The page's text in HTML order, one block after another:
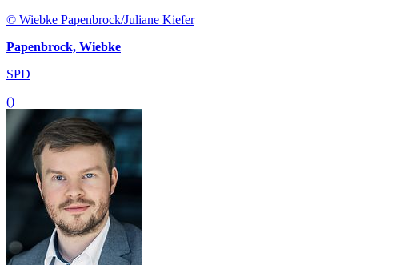
© Wiebke Papenbrock/Juliane Kiefer
Papenbrock, Wiebke
SPD
()